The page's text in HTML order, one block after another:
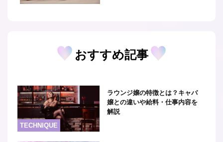
おすすめ記事
TECHNIQUE
ラウンジ嬢の特徴とは？キャバ
嬢との違いや給料・仕事内容を
解説